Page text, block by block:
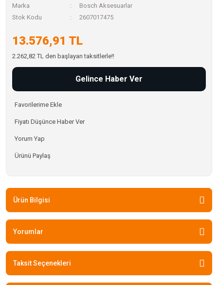
Marka
Bosch Aksesuarlar
Stok Kodu
2607017475
13.576,91 TL
2.262,82 TL den başlayan taksitlerle!!
Gelince Haber Ver
Fiyatı Düşünce Haber Ver
Yorum Yap
Ürünü Paylaş
Ürün Bilgisi
Yorumlar
Taksit Seçenekleri